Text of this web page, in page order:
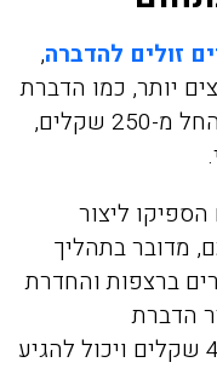
זולים להדברה,
יותר, כמו הדברת
ג’וקים בגן יבנה בביוב שעולה רק החל מ-250 שקלים,
ליצור
מדובר בתהליך
ברצפות והחדרת
הדברת
טרמיטים בבית פרטי מתחיל ב-400 שקלים ויכול להגיע